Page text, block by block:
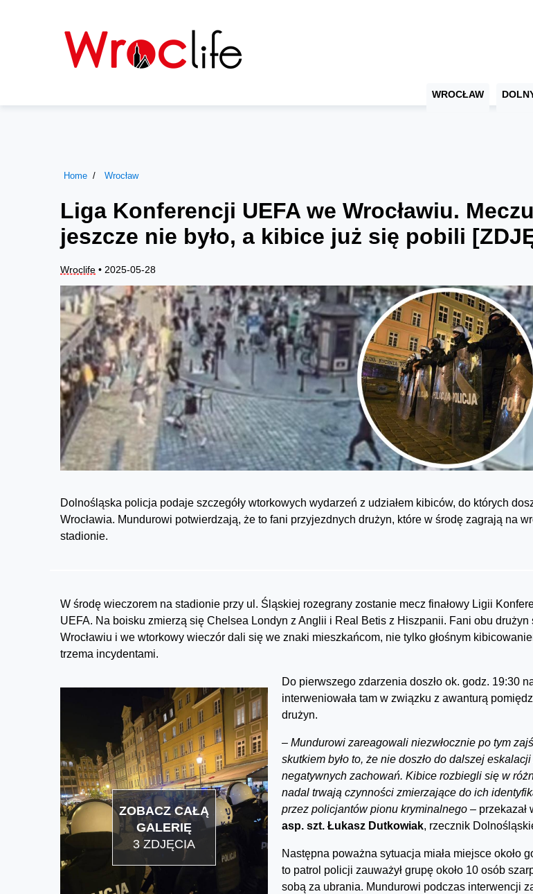
WROCŁAW
Home Wrocław
Liga Konferencji UEFA we Wrocławiu. Meczu
jeszcze nie było, a kibice już się pobili
Wroclife • 2025-05-28
Dolnośląska policja podaje szczegóły wtorkowych wydarzeń z udziałem kibiców, do których
Wrocławia. Mundurowi potwierdzają, że to fani przyjezdnych drużyn, które w środę zagrają na
stadionie.
W środę wieczorem na stadionie przy ul. Śląskiej rozegrany zostanie mecz finałowy Ligii
UEFA. Na boisku zmierzą się Chelsea Londyn z Anglii i Real Betis z Hiszpanii. Fani obu drużyn
Wrocławiu i we wtorkowy wieczór dali się we znaki mieszkańcom, nie tylko głośnym
trzema incydentami.
ZOBACZ CAŁĄ
GALERIĘ
3 ZDJĘCIA
Do pierwszego zdarzenia doszło ok. godz. 19:30
interweniowała tam w związku z awanturą
drużyn.
– Mundurowi zareagowali niezwłocznie po tym
skutkiem było to, że nie doszło do dalszej
negatywnych zachowań. Kibice rozbiegli się w
nadal trwają czynności zmierzające do ich
przez policjantów pionu kryminalnego – przekazał
asp. szt. Łukasz Dutkowiak, rzecznik
Następna poważna sytuacja miała miejsce około
to patrol policji zauważył grupę około 10 osób
sobą za ubrania. Mundurowi podczas interwencji